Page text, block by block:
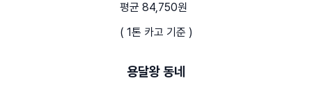
평균 84,750원
( 1톤 카고 기준 )
용달왕 동네